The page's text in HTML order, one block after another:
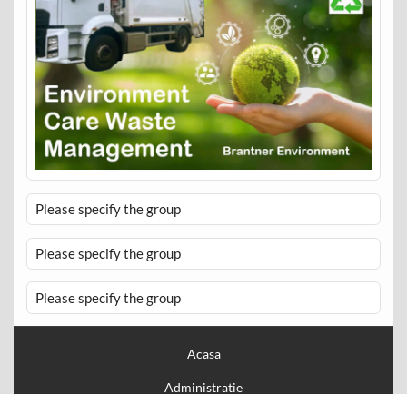
Please specify the group
Please specify the group
Please specify the group
Acasa
Administratie